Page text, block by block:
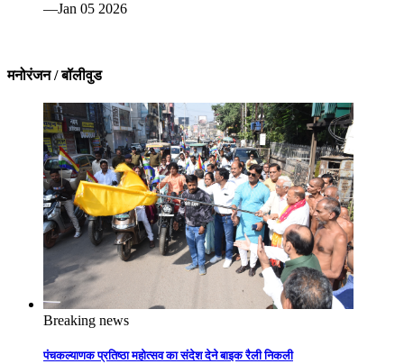
—Jan 05 2026
मनोरंजन / बॉलीवुड
Breaking news
पंचकल्याणक प्रतिष्ठा महोत्सव का संदेश देने बाइक रैली निकली